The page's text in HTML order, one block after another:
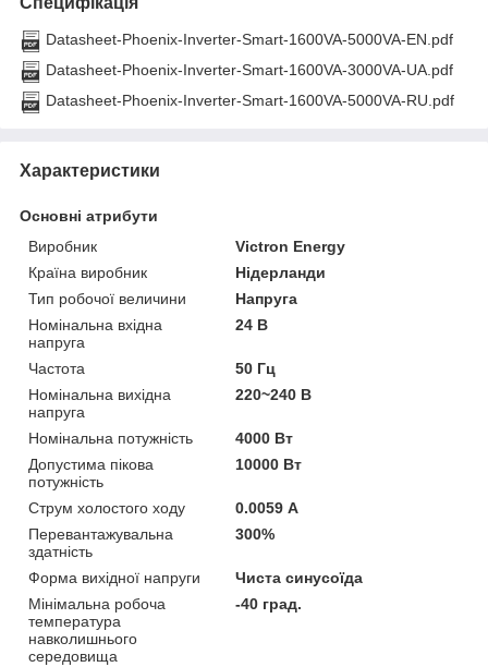
Datasheet-Phoenix-Inverter-Smart-1600VA-5000VA-EN.pdf
Datasheet-Phoenix-Inverter-Smart-1600VA-3000VA-UA.pdf
Datasheet-Phoenix-Inverter-Smart-1600VA-5000VA-RU.pdf
Характеристики
Основні атрибути
Виробник
Victron Energy
Країна виробник
Нідерланди
Тип робочої величини
Напруга
Номінальна вхідна
напруга
24 В
Частота
50 Гц
Номінальна вихідна
напруга
220~240 В
Номінальна потужність
4000 Вт
Допустима пікова
потужність
10000 Вт
Струм холостого ходу
0.0059 А
Перевантажувальна
здатність
300%
Форма вихідної напруги
Чиста синусоїда
Мінімальна робоча
температура
навколишнього
середовища
-40 град.